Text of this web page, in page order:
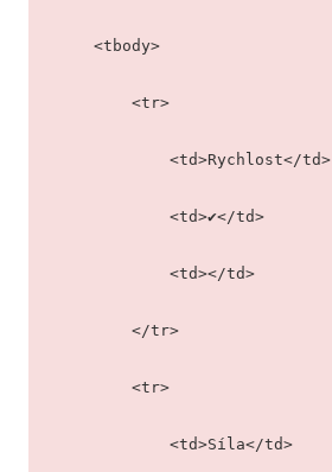
    <tbody>
        <tr>
            <td>Rychlost</td>
            <td>✔</td>
            <td></td>
        </tr>
        <tr>
            <td>Síla</td>